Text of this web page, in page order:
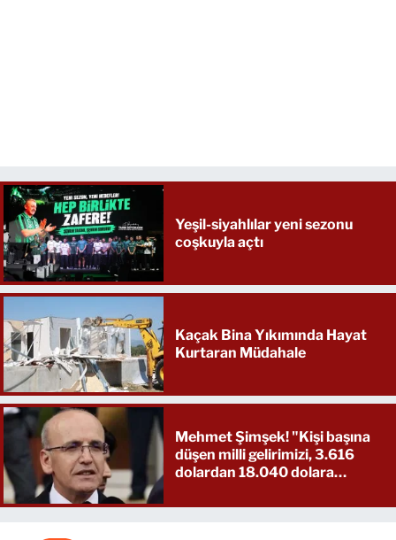
Yeşil-siyahlılar yeni sezonu
coşkuyla açtı
Kaçak Bina Yıkımında Hayat
Kurtaran Müdahale
Mehmet Şimşek! "Kişi başına
düşen milli gelirimizi, 3.616
dolardan 18.040 dolara